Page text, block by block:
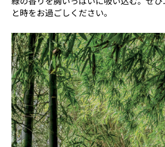
と時をお過ごしください。